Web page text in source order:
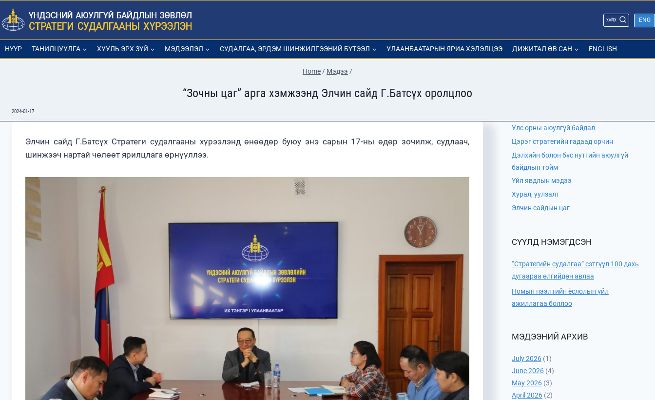
Skip
to
content
ХАЙХ ENG
НҮҮР ТАНИЛЦУУЛГА ХУУЛЬ ЭРХ ЗҮЙ МЭДЭЭЛЭЛ СУДАЛГАА, ЭРДЭМ ШИНЖИЛГЭЭНИЙ БҮТЭЭЛ УЛААНБААТАРЫН ЯРИА ХЭЛЭЛЦЭЭ ДИЖИТАЛ ӨВ САН ENGLISH
Home/ Мэдээ /
“Зочны цаг” арга хэмжээнд Элчин сайд Г.Батсүх оролцлоо
2024-01-17
Элчин сайд Г.Батсүх Стратеги судалгааны хүрээлэнд өнөөдөр буюу энэ сарын 17-ны өдөр зочилж, судлаач,
шинжээч нартай чөлөөт ярилцлага өрнүүллээ.
Улс орны аюулгүй байдал
Цэрэг стратегийн гадаад орчин
Дэлхийн болон бүс нутгийн аюулгүй
байдлын тойм
Үйл явдлын мэдээ
Хурал, уулзалт
Элчин сайдын цаг
СҮҮЛД НЭМЭГДСЭН
“Стратегийн судалгаа” сэтгүүл 100 дахь
дугаараа өлгийдөн авлаа
Номын нээлтийн ёслолын үйл
ажиллагаа боллоо
МЭДЭЭНИЙ АРХИВ
July 2026 (1)
June 2026 (4)
May 2026 (3)
April 2026 (2)